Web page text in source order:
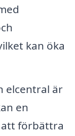
kan öka
elcentral är
en
förbättra